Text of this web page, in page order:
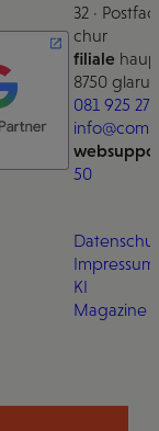
32 ·
chur
filiale
8750 glarus
081 925 27
50
Impressum
KI
Magazine